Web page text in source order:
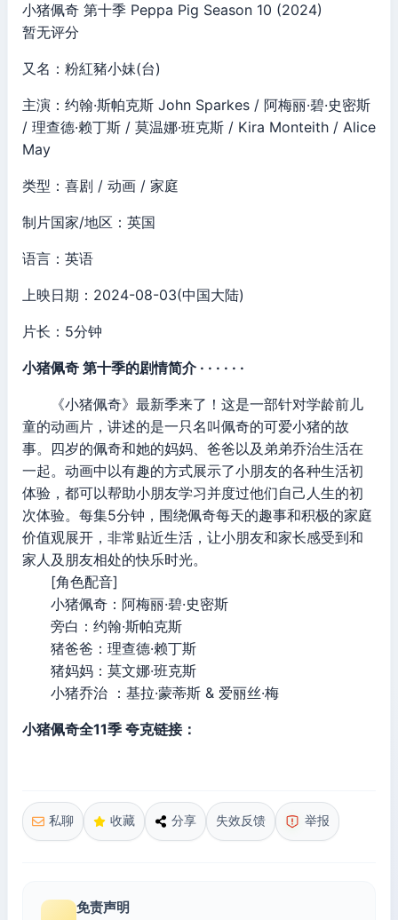
小猪佩奇 第十季 Peppa Pig Season 10 (2024)
暂无评分
又名：粉紅豬小妹(台)
主演：约翰·斯帕克斯 John Sparkes / 阿梅丽·碧·史密斯
/ 理查德·赖丁斯 / 莫温娜·班克斯 / Kira Monteith / Alice
May
类型：喜剧 / 动画 / 家庭
制片国家/地区：英国
语言：英语
上映日期：2024-08-03(中国大陆)
片长：5分钟
小猪佩奇 第十季的剧情简介 · · · · · ·
《小猪佩奇》最新季来了！这是一部针对学龄前儿
童的动画片，讲述的是一只名叫佩奇的可爱小猪的故
事。四岁的佩奇和她的妈妈、爸爸以及弟弟乔治生活在
一起。动画中以有趣的方式展示了小朋友的各种生活初
体验，都可以帮助小朋友学习并度过他们自己人生的初
次体验。每集5分钟，围绕佩奇每天的趣事和积极的家庭
价值观展开，非常贴近生活，让小朋友和家长感受到和
家人及朋友相处的快乐时光。
[角色配音]
小猪佩奇：阿梅丽·碧·史密斯
旁白：约翰·斯帕克斯
猪爸爸：理查德·赖丁斯
猪妈妈：莫文娜·班克斯
小猪乔治 ：基拉·蒙蒂斯 & 爱丽丝·梅
小猪佩奇全11季 夸克链接：
私聊 收藏 分享 失效反馈 举报
免责声明